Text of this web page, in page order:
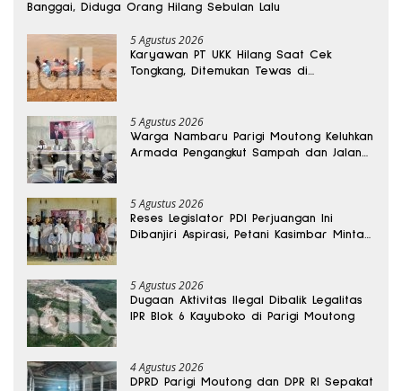
Banggai, Diduga Orang Hilang Sebulan Lalu
5 Agustus 2026
Karyawan PT UKK Hilang Saat Cek
Tongkang, Ditemukan Tewas di
5 Agustus 2026
Warga Nambaru Parigi Moutong Keluhkan
Armada Pengangkut Sampah dan Jalan
5 Agustus 2026
Reses Legislator PDI Perjuangan Ini
Dibanjiri Aspirasi, Petani Kasimbar Minta
5 Agustus 2026
Dugaan Aktivitas Ilegal Dibalik Legalitas
IPR Blok 6 Kayuboko di Parigi Moutong
4 Agustus 2026
DPRD Parigi Moutong dan DPR RI Sepakat